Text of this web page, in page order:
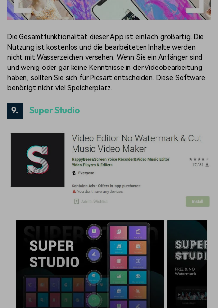
Die Gesamtfunktionalität dieser App ist einfach großartig. Die
Nutzung ist kostenlos und die bearbeiteten Inhalte werden
nicht mit Wasserzeichen versehen. Wenn Sie ein Anfänger sind
und wenig oder gar keine Kenntnisse in der Videobearbeitung
haben, sollten Sie sich für Picsart entscheiden. Diese Software
benötigt nicht viel Speicherplatz.
9. Super Studio